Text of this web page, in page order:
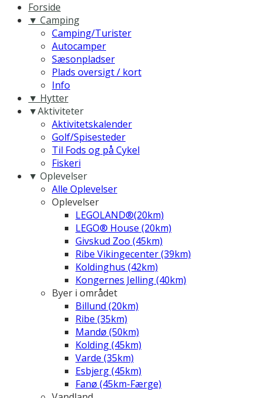
Forside
▼ Camping
Camping/Turister
Autocamper
Sæsonpladser
Plads oversigt / kort
Info
▼ Hytter
▼Aktiviteter
Aktivitetskalender
Golf/Spisesteder
Til Fods og på Cykel
Fiskeri
▼ Oplevelser
Alle Oplevelser
Oplevelser
LEGOLAND®(20km)
LEGO® House (20km)
Givskud Zoo (45km)
Ribe Vikingecenter (39km)
Koldinghus (42km)
Kongernes Jelling (40km)
Byer i området
Billund (20km)
Ribe (35km)
Mandø (50km)
Kolding (45km)
Varde (35km)
Esbjerg (45km)
Fanø (45km-Færge)